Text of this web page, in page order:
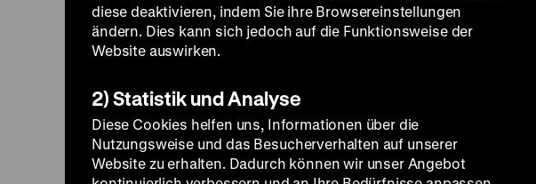
diese deaktivieren, indem Sie ihre Browsereinstellungen
ändern. Dies kann sich jedoch auf die Funktionsweise der
Website auswirken.
2) Statistik und Analyse
Diese Cookies helfen uns, Informationen über die
Nutzungsweise und das Besucherverhalten auf unserer
Website zu erhalten. Dadurch können wir unser Angebot